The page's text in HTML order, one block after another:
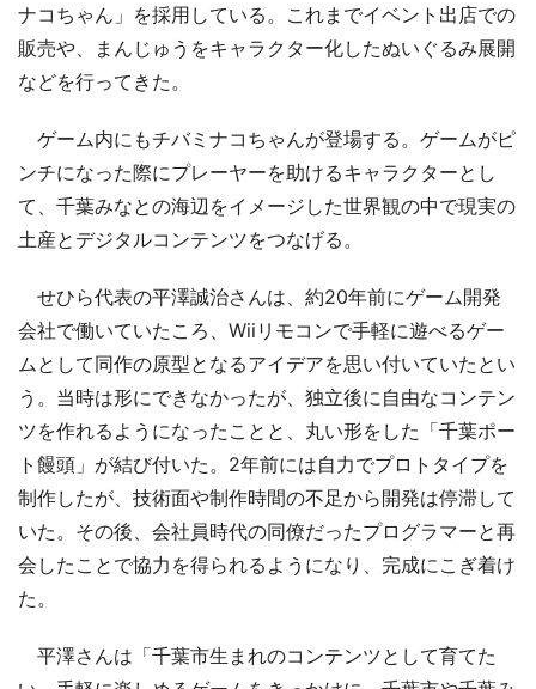
ナコちゃん」を採用している。これまでイベント出店での
販売や、まんじゅうをキャラクター化したぬいぐるみ展開
などを行ってきた。
ゲーム内にもチバミナコちゃんが登場する。ゲームがピ
ンチになった際にプレーヤーを助けるキャラクターとし
て、千葉みなとの海辺をイメージした世界観の中で現実の
土産とデジタルコンテンツをつなげる。
せひら代表の平澤誠治さんは、約20年前にゲーム開発
会社で働いていたころ、Wiiリモコンで手軽に遊べるゲー
ムとして同作の原型となるアイデアを思い付いていたとい
う。当時は形にできなかったが、独立後に自由なコンテン
ツを作れるようになったことと、丸い形をした「千葉ポー
ト饅頭」が結び付いた。2年前には自力でプロトタイプを
制作したが、技術面や制作時間の不足から開発は停滞して
いた。その後、会社員時代の同僚だったプログラマーと再
会したことで協力を得られるようになり、完成にこぎ着け
た。
平澤さんは「千葉市生まれのコンテンツとして育てた